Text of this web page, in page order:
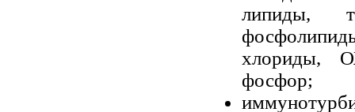
липиды,
хлориды,
фосфор;